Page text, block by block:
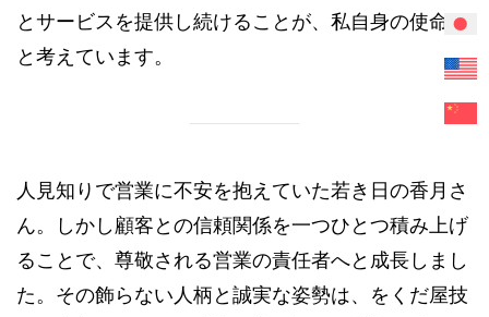
とサービスを提供し続けることが、私自身の使命だ
と考えています。
人見知りで営業に不安を抱えていた若き日の香月さ
ん。しかし顧客との信頼関係を一つひとつ積み上げ
ることで、尊敬される営業の責任者へと成長しまし
た。その飾らない人柄と誠実な姿勢は、をくだ屋技